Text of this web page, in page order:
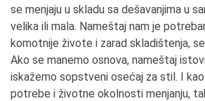
se menjaju u skladu sa dešavanjima u
velika ili mala. Nameštaj nam je
komotnije živote i zarad skladištenja,
Ako se manemo osnova, nameštaj
iskažemo sopstveni osećaj za stil. I
potrebe i životne okolnosti menjanju,